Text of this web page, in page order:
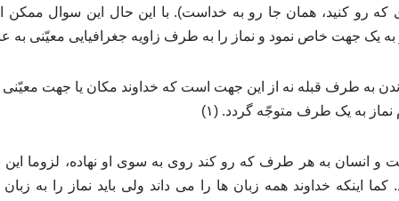
رو کنید، همان جا رو به خداست). با این حال این سوال
یک جهت خاص نمود و نماز را به طرف زاویه جغرافیایی معیّنی به
به طرف قبله نه از این جهت است که خداوند مکان یا جهت معیّنی
به یک طرف متوجّه گردد. (۱)
و انسان به هر طرف که رو کند روی به سوی او نهاده، لزوما این
اینکه خداوند همه زبان ها را می داند ولی باید نماز را به زبان